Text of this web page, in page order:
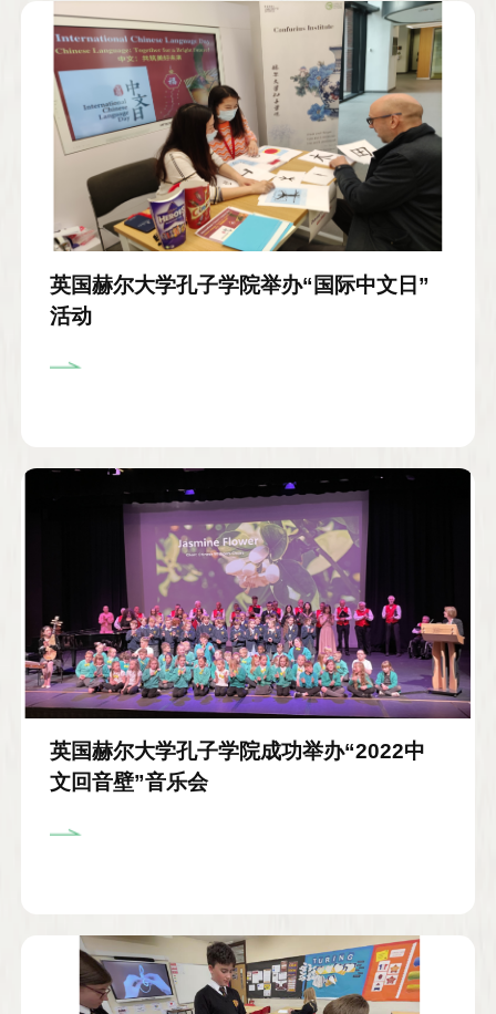
英国赫尔大学孔子学院举办“国际中文日”
活动
英国赫尔大学孔子学院成功举办“2022中
文回音壁”音乐会